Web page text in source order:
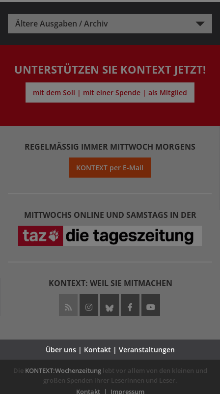
Ältere Ausgaben / Archiv
UNTERSTÜTZEN SIE KONTEXT JETZT!
mit dem Soli | mit einer Spende | als Mitglied
REGELMÄSSIG IMMER MITTWOCH MORGENS
KONTEXT per E-Mail
MITTWOCHS ONLINE UND SAMSTAGS IN DER
KONTEXT: WEIL SIE MITMACHEN
Über uns | Kontakt | Veranstaltungen
Die KONTEXT:Wochenzeitunglebt vor allem von den kleinen und
großen Spenden ihrer Leserinnen und Leser.
Kontakt
Impressum